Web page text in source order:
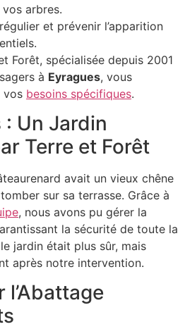
vos arbres.
et prévenir l’apparition
Forêt, spécialisée depuis 2001
à Eyragues, vous
vos besoins spécifiques.
: Un Jardin
Terre et Forêt
avait un vieux chêne
sur sa terrasse. Grâce à
, nous avons pu gérer la
la sécurité de toute la
jardin était plus sûr, mais
après notre intervention.